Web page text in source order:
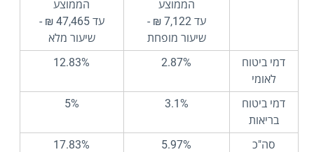
הממוצע
עד 7,122 ₪ -
שיעור מופחת
הממוצע
עד 47,465 ₪ -
שיעור מלא
דמי ביטוח
לאומי
2.87%
12.83%
דמי ביטוח
בריאות
3.1%
5%
סה"כ 5.97%
17.83%